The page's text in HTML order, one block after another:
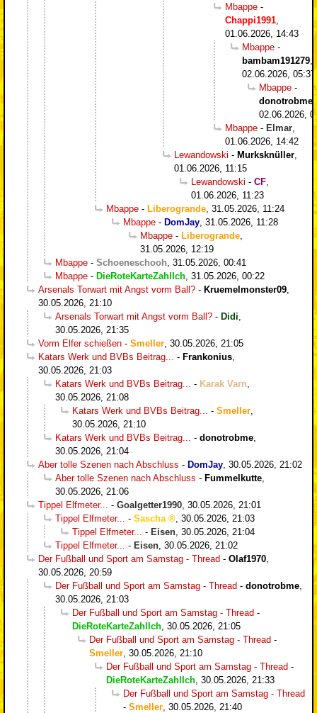
Mbappe -
Chappi1991
01.06.2026, 14:43
Mbappe -
bambam191279
02.06.2026, 05:37
Mbappe -
donotrobme
02.06.2026,
Mbappe - Elmar
01.06.2026, 14:42
Lewandowski - Murksknüller
01.06.2026, 11:15
Lewandowski - CF
01.06.2026, 11:23
Mbappe - Liberogrande 31.05.2026, 11:24
Mbappe - DomJay 31.05.2026, 11:28
Mbappe - Liberogrande
31.05.2026, 12:19
Mbappe - Schoeneschooh 31.05.2026, 00:41
Mbappe - DieRoteKarteZahlIch 31.05.2026, 00:22
Arsenals Torwart mit Angst vorm Ball? - Kruemelmonster09
30.05.2026, 21:10
Arsenals Torwart mit Angst vorm Ball? - Didi
30.05.2026, 21:35
Vorm Elfer schießen - Smeller 30.05.2026, 21:05
Katars Werk und BVBs Beitrag...
- Frankonius
30.05.2026, 21:03
Katars Werk und BVBs Beitrag...
- Karak Varn
30.05.2026, 21:08
Katars Werk und BVBs Beitrag...
- Smeller
30.05.2026, 21:10
Katars Werk und BVBs Beitrag...
- donotrobme
30.05.2026, 21:04
Aber tolle Szenen nach Abschluss - DomJay 30.05.2026, 21:02
Aber tolle Szenen nach Abschluss - Fummelkutte
30.05.2026, 21:06
Tippel Elfmeter...
- Goalgetter1990 30.05.2026, 21:01
Tippel Elfmeter...
- Sascha
30.05.2026, 21:03
Tippel Elfmeter...
- Eisen 30.05.2026, 21:04
Tippel Elfmeter...
- Eisen 30.05.2026, 21:02
Der Fußball und Sport am Samstag - Thread - Olaf1970
30.05.2026, 20:59
Der Fußball und Sport am Samstag - Thread - donotrobme
30.05.2026, 21:03
Der Fußball und Sport am Samstag - Thread -
DieRoteKarteZahlIch 30.05.2026, 21:05
Der Fußball und Sport am Samstag - Thread -
Smeller 30.05.2026, 21:10
Der Fußball und Sport am Samstag - Thread -
DieRoteKarteZahlIch 30.05.2026, 21:33
Der Fußball und Sport am Samstag - Thread
- Smeller 30.05.2026, 21:40